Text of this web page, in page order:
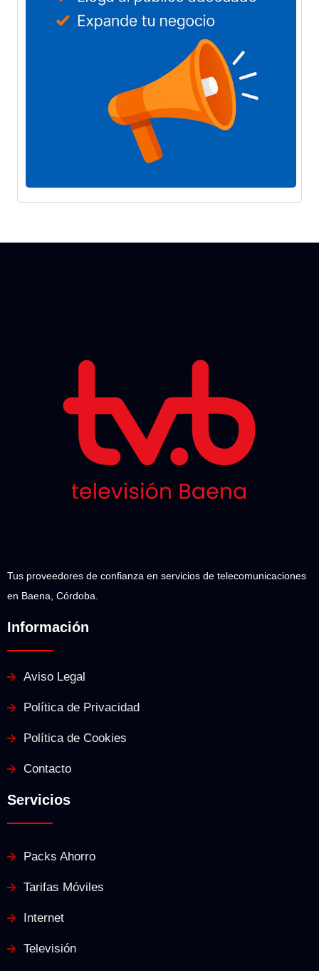
Tus proveedores de confianza en servicios de telecomunicaciones
en Baena, Córdoba.
Información
Aviso Legal
Política de Privacidad
Política de Cookies
Contacto
Servicios
Packs Ahorro
Tarifas Móviles
Internet
Televisión